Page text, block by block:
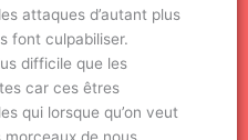
attaques d’autant plus
font culpabiliser.
difficile que les
car ces êtres
qui lorsque qu’on veut